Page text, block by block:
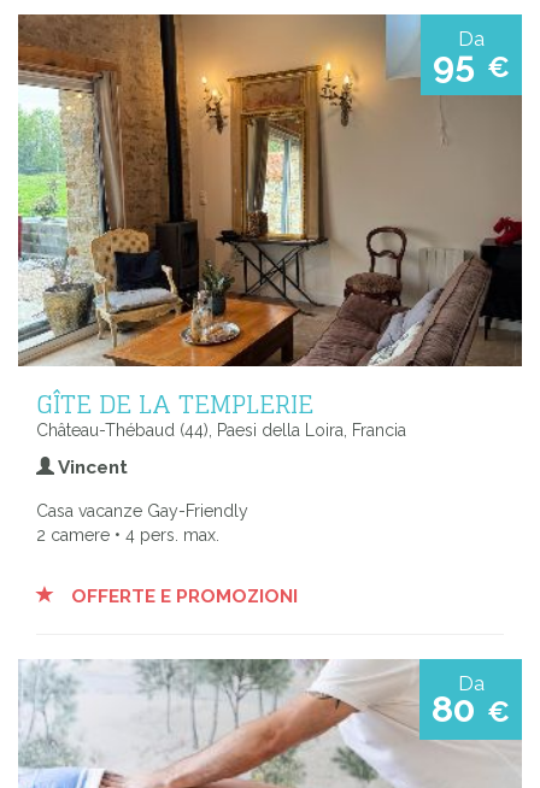
Da
95 €
GÎTE DE LA TEMPLERIE
Château-Thébaud (44), Paesi della Loira, Francia
Vincent
Casa vacanze Gay-Friendly
2 camere • 4 pers. max.
OFFERTE E PROMOZIONI
Da
80 €